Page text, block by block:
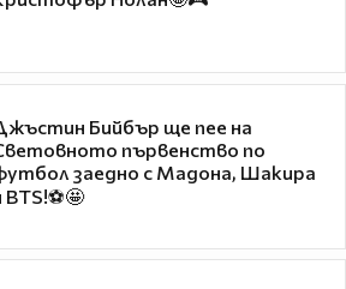
Бийбър ще пее на
първенство по
заедно с Мадона, Шакира
BTS!⚽🤩